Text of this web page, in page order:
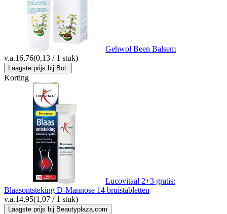
Gehwol Been Balsem
v.a.16,76(0,13 / 1 stuk)
Laagste prijs bij Bol.
Korting
Lucovitaal 2+3 gratis:
Blaasontsteking D-Mannose 14 bruistabletten
v.a.14,95(1,07 / 1 stuk)
Laagste prijs bij Beautyplaza.com